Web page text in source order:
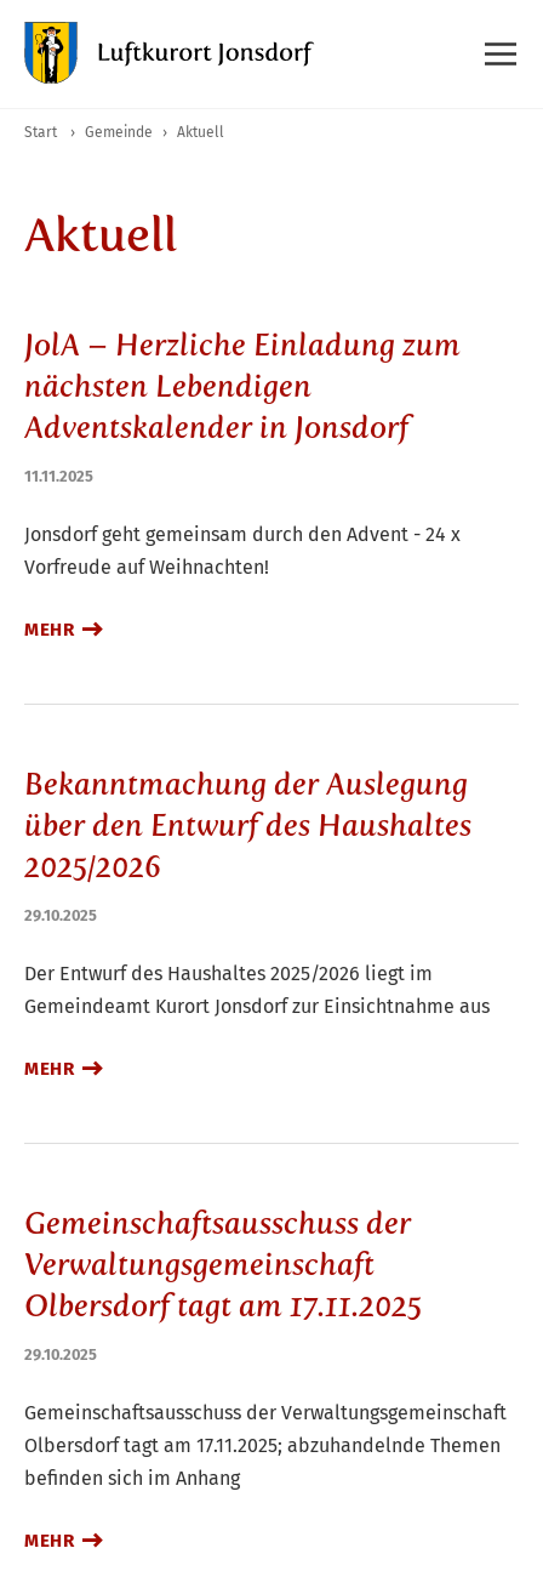
Start › Gemeinde › Aktuell
Aktuell
JolA – Herzliche Einladung zum
nächsten Lebendigen
Adventskalender in Jonsdorf
11.11.2025
Jonsdorf geht gemeinsam durch den Advent - 24 x
Vorfreude auf Weihnachten!
MEHR
Bekanntmachung der Auslegung
über den Entwurf des Haushaltes
2025/2026
29.10.2025
Der Entwurf des Haushaltes 2025/2026 liegt im
Gemeindeamt Kurort Jonsdorf zur Einsichtnahme aus
MEHR
Gemeinschaftsausschuss der
Verwaltungsgemeinschaft
Olbersdorf tagt am 17.11.2025
29.10.2025
Gemeinschaftsausschuss der Verwaltungsgemeinschaft
Olbersdorf tagt am 17.11.2025; abzuhandelnde Themen
befinden sich im Anhang
MEHR